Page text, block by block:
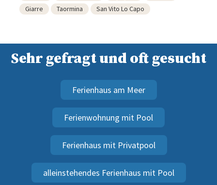
Giarre
Taormina San Vito Lo Capo
Sehr gefragt und oft gesucht
Ferienhaus am Meer
Ferienwohnung mit Pool
Ferienhaus mit Privatpool
alleinstehendes Ferienhaus mit Pool